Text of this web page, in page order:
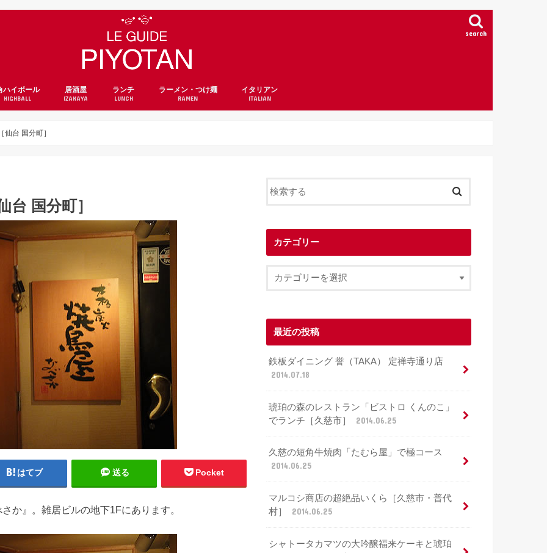
search
ハイボール
HIGHBALL
居酒屋
IZAKAYA
ランチ
LUNCH
ラーメン・つけ麺
RAMEN
イタリアン
ITALIAN
仙台 国分町］
台 国分町］
はてブ 送る Pocket
か』。雑居ビルの地下1Fにあります。
カテゴリー
最近の投稿
鉄板ダイニング 誉（TAKA） 定禅寺通り店
2014.07.18
琥珀の森のレストラン「ビストロ くんのこ」
でランチ［久慈市］
2014.06.25
久慈の短角牛焼肉「たむら屋」で極コース
2014.06.25
マルコシ商店の超絶品いくら［久慈市・普代
村］
2014.06.25
シャトータカマツの大吟醸福来ケーキと琥珀